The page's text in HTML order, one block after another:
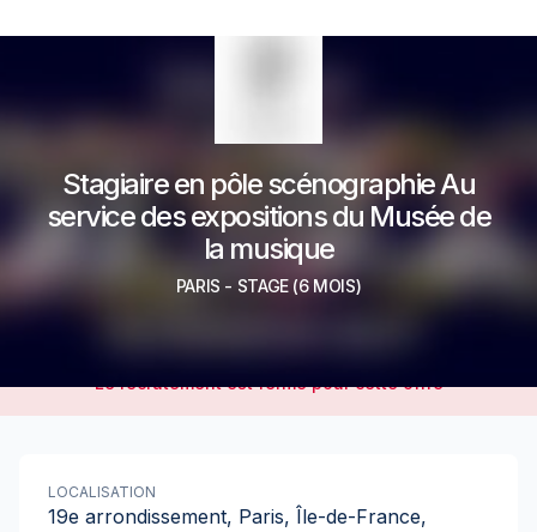
Stagiaire en pôle scénographie Au
service des expositions du Musée de
la musique
PARIS - STAGE(6 MOIS)
Le recrutement est fermé pour cette offre
LOCALISATION
19e arrondissement, Paris, Île-de-France,